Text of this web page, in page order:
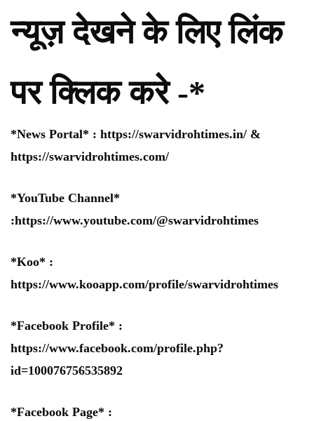
न्यूज़ देखने के लिए लिंक
पर क्लिक करे -*
*News Portal* : https://swarvidrohtimes.in/ &
https://swarvidrohtimes.com/
*YouTube Channel*
:https://www.youtube.com/@swarvidrohtimes
*Koo* :
https://www.kooapp.com/profile/swarvidrohtimes
*Facebook Profile* :
https://www.facebook.com/profile.php?
id=100076756535892
*Facebook Page* :